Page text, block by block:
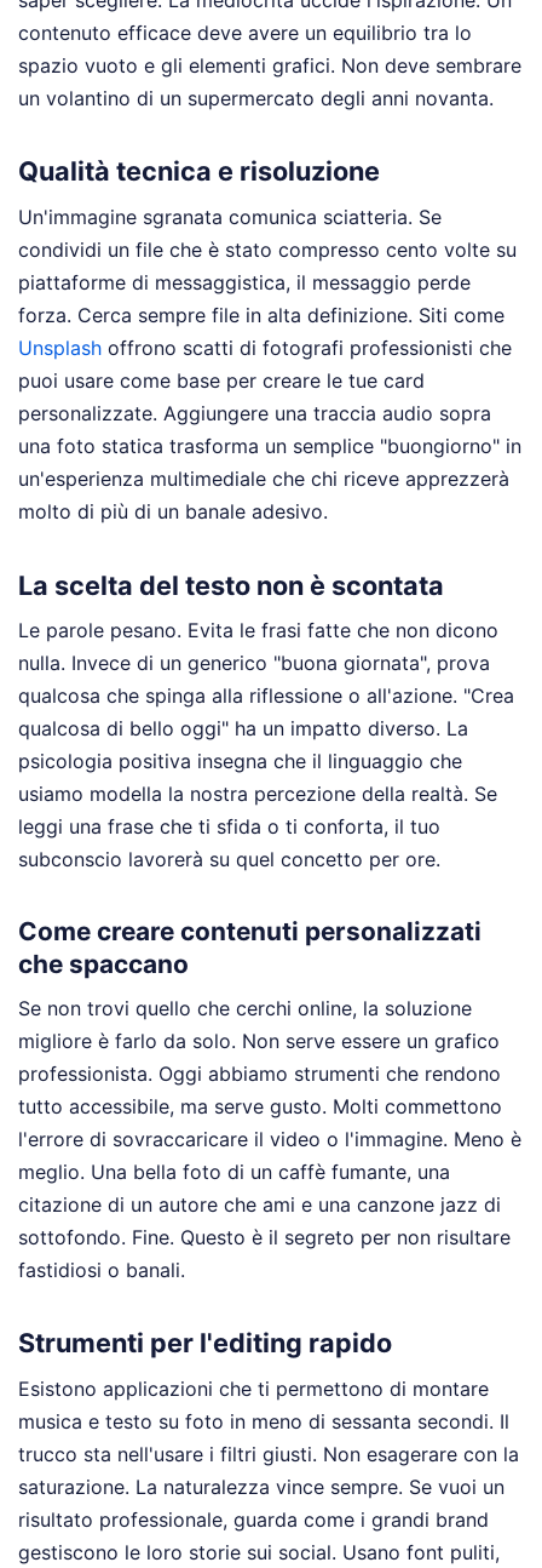
contenuto efficace deve avere un equilibrio tra lo
spazio vuoto e gli elementi grafici. Non deve sembrare
un volantino di un supermercato degli anni novanta.
Qualità tecnica e risoluzione
Un'immagine sgranata comunica sciatteria. Se
condividi un file che è stato compresso cento volte su
piattaforme di messaggistica, il messaggio perde
forza. Cerca sempre file in alta definizione. Siti come
Unsplash offrono scatti di fotografi professionisti che
puoi usare come base per creare le tue card
personalizzate. Aggiungere una traccia audio sopra
una foto statica trasforma un semplice "buongiorno" in
un'esperienza multimediale che chi riceve apprezzerà
molto di più di un banale adesivo.
La scelta del testo non è scontata
Le parole pesano. Evita le frasi fatte che non dicono
nulla. Invece di un generico "buona giornata", prova
qualcosa che spinga alla riflessione o all'azione. "Crea
qualcosa di bello oggi" ha un impatto diverso. La
psicologia positiva insegna che il linguaggio che
usiamo modella la nostra percezione della realtà. Se
leggi una frase che ti sfida o ti conforta, il tuo
subconscio lavorerà su quel concetto per ore.
Come creare contenuti personalizzati
che spaccano
Se non trovi quello che cerchi online, la soluzione
migliore è farlo da solo. Non serve essere un grafico
professionista. Oggi abbiamo strumenti che rendono
tutto accessibile, ma serve gusto. Molti commettono
l'errore di sovraccaricare il video o l'immagine. Meno è
meglio. Una bella foto di un caffè fumante, una
citazione di un autore che ami e una canzone jazz di
sottofondo. Fine. Questo è il segreto per non risultare
fastidiosi o banali.
Strumenti per l'editing rapido
Esistono applicazioni che ti permettono di montare
musica e testo su foto in meno di sessanta secondi. Il
trucco sta nell'usare i filtri giusti. Non esagerare con la
saturazione. La naturalezza vince sempre. Se vuoi un
risultato professionale, guarda come i grandi brand
gestiscono le loro storie sui social. Usano font puliti,